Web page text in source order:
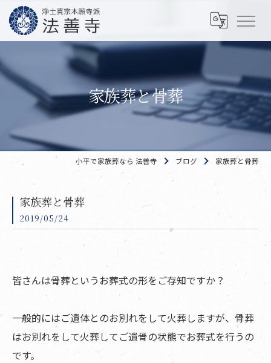
家族葬と骨葬
小平で家族葬なら 法善寺 ブログ 家族葬と骨葬
家族葬と骨葬
2019/05/24
皆さんは骨葬というお葬式の形をご存知ですか？
一般的にはご遺体とのお別れをして火葬しますが、骨葬
はお別れをして火葬してご遺骨の状態でお葬式を行うの
です。